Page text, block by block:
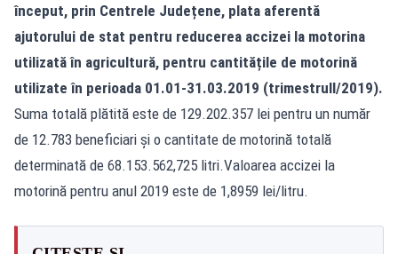
început, prin Centrele Județene, plata aferentă
ajutorului de stat pentru reducerea accizei la motorina
utilizată în agricultură, pentru cantitățile de motorină
utilizate în perioada 01.01-31.03.2019 (trimestrulI/2019).
Suma totală plătită este de 129.202.357 lei pentru un număr
de 12.783 beneficiari și o cantitate de motorină totală
determinată de 68.153.562,725 litri.Valoarea accizei la
motorină pentru anul 2019 este de 1,8959 lei/litru.